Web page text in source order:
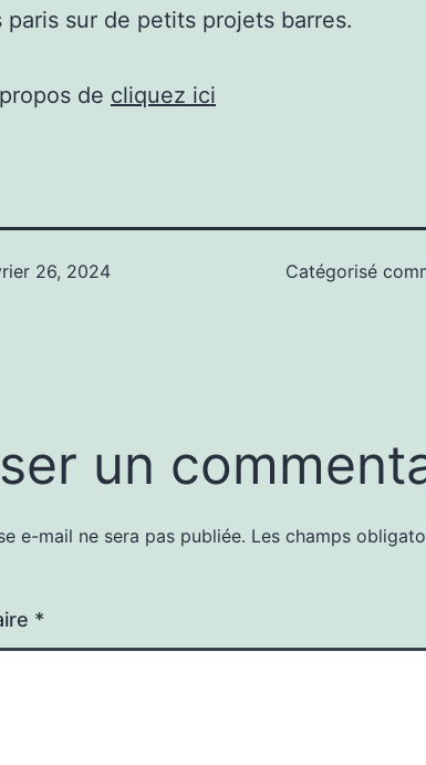
paris sur de petits projets barres.
de cliquez ici
26, 2024
Catégorisé
un
e-mail ne sera pas publiée. Les champs
*